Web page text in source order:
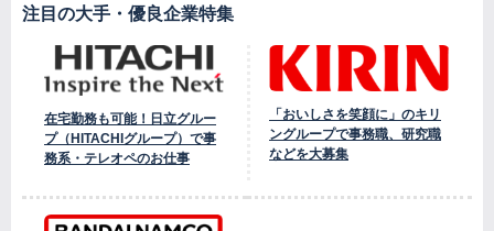
注目の大手・優良企業特集
在宅勤務も可能！日立グルー
プ（HITACHIグループ）で事
務系・テレオペのお仕事
「おいしさを笑顔に」のキリ
ングループで事務職、研究職
などを大募集